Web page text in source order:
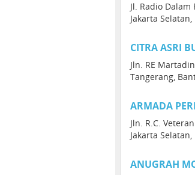
Jl. Radio
Jakarta
CITRA ASRI
Jln. RE
Tangerang,
ARMADA
Jln. R.C.
Jakarta
ANUGRAH